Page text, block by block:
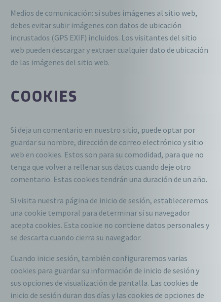
Medios de comunicación: si subes imágenes al sitio web,
debes evitar subir imágenes con datos de ubicación
incrustados (GPS EXIF) incluidos. Los visitantes del sitio
web pueden descargar y extraer cualquier dato de ubicación
de las imágenes del sitio web.
COOKIES
Si deja un comentario en nuestro sitio, puede optar por
guardar su nombre, dirección de correo electrónico y sitio
web en cookies. Estos son para su comodidad, para que no
tenga que volver a rellenar sus datos cuando deje otro
comentario. Estas cookies tendrán una duración de un año.
Si visita nuestra página de inicio de sesión, estableceremos
una cookie temporal para determinar si su navegador
acepta cookies. Esta cookie no contiene datos personales y
se descarta cuando cierra su navegador.
Cuando inicie sesión, también configuraremos varias
cookies para guardar su información de inicio de sesión y
sus opciones de visualización de pantalla. Las cookies de
inicio de sesión duran dos días y las cookies de opciones de